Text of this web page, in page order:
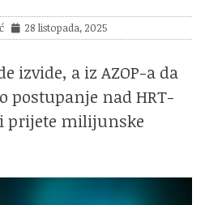
28 listopada, 2025
izvide, a iz AZOP-a da
postupanje nad HRT-
prijete milijunske